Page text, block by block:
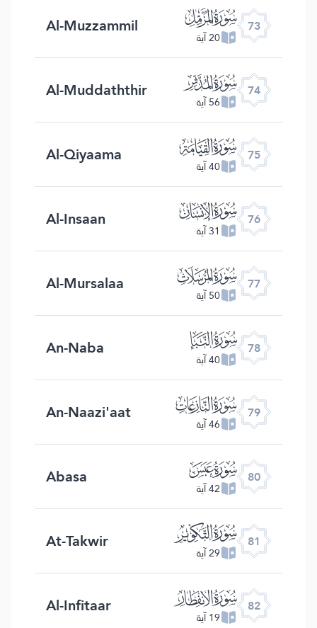
73 ﯶ
20 آية Al-Muzzammil
74 ﯷ
56 آية Al-Muddaththir
75 ﯸ
40 آية Al-Qiyaama
76 ﯹ
31 آية Al-Insaan
77 ﯺ
50 آية Al-Mursalaa
78 ﯻ
40 آية An-Naba
79 ﯼ
46 آية An-Naazi'aat
80 ﯽ
42 آية Abasa
81 ﯾ
29 آية At-Takwir
82 ﯿ
19 آية Al-Infitaar